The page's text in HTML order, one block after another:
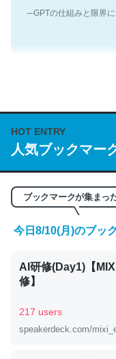
─GPTの仕組みと限界
説してる記事が少な
https://
/064121
─GPTの仕組みと限界
くらい。小説でい
ど、短期記憶とい
─GPTの仕組みと限界
HOT ENTRY
人気ブックマー
ブックマークが集まっ
今日8/10(月)のブッ
AI研修(Day1)【
修】
217 users
speakerdeck.com/